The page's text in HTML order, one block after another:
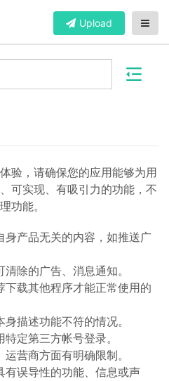
Upload
验，请确保您的应用能够为用
可实现、有吸引力的功能，不
功能。
身产品无关的内容，如推送广
除的广告、消息通知。
下载其他程序才能正常使用的
描述功能不符的情况。
定第三方帐号登录。
营商方面有明确限制。
有误导性的功能、信息或声